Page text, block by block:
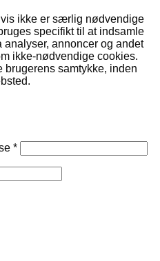
ikke er særlig nødvendige
specifikt til at indsamle
annoncer og andet
ikke-nødvendige cookies.
brugerens samtykke, inden
*Påkrævet